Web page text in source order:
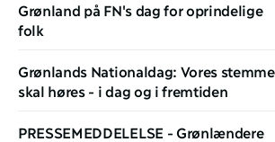
Grønland på FN's dag for oprindelige
folk
Grønlands Nationaldag: Vores stemme
skal høres - i dag og i fremtiden
PRESSEMEDDELELSE - Grønlændere